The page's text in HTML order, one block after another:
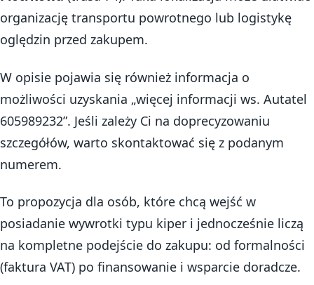
organizację transportu powrotnego lub logistykę
oględzin przed zakupem.
W opisie pojawia się również informacja o
możliwości uzyskania „więcej informacji ws. Autatel
605989232”. Jeśli zależy Ci na doprecyzowaniu
szczegółów, warto skontaktować się z podanym
numerem.
To propozycja dla osób, które chcą wejść w
posiadanie wywrotki typu kiper i jednocześnie liczą
na kompletne podejście do zakupu: od formalności
(faktura VAT) po finansowanie i wsparcie doradcze.